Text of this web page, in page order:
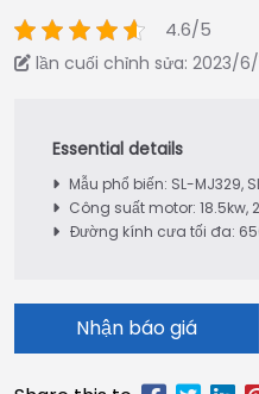
4.6/5
lần cuối chỉnh sửa: 2023/6/
Mẫu phổ biến: SL-MJ329,
Công suất motor: 18.5kw,
Đường kính cưa tối đa:
Nhận báo giá